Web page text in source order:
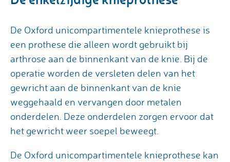
De Oxford unicompartimentele knieprothese is
een prothese die alleen wordt gebruikt bij
arthrose aan de binnenkant van de knie. Bij de
operatie worden de versleten delen van het
gewricht aan de binnenkant van de knie
weggehaald en vervangen door metalen
onderdelen. Deze onderdelen zorgen ervoor dat
het gewricht weer soepel beweegt.
De Oxford unicompartimentele knieprothese kan